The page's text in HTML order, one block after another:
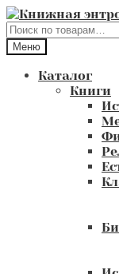
Перейти
к
навигации
Перейти
к
содержимому
Искать:
Меню
Каталог
Книги